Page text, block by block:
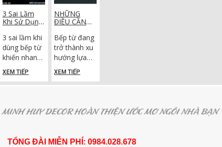
3 Sai Lầm
Khi Sử Dụng
Khiến Nhanh
Hỏng
3 sai lầm khi
dùng bếp từ
khiến nhanh
hỏng.
Chuyên gia
Minh Huy
cách sử
dụng bếp từ
an toàn và
XEM TIẾP
NHỮNG
ĐIỀU CẦN
MUA BẾP
TỪ - CHỌN
ĐÚNG
KHÔNG HỐI
HẬN
Bếp từ đang
trở thành xu
hướng lựa
chọn hàng
đầu của
nhiều gia
an toàn, hiệu
suất cao và
kiệm điện.
XEM TIẾP
TỔNG ĐÀI MIỄN PHÍ: 0984.028.678